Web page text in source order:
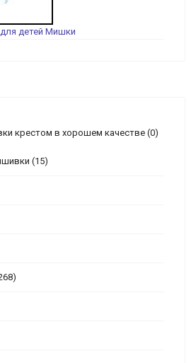
детей Мишки
крестом в хорошем качестве (0)
(15)